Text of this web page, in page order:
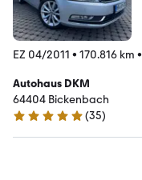
EZ 04/2011 • 170.816 km •
Autohaus DKM
64404 Bickenbach
5 Sterne
(35)